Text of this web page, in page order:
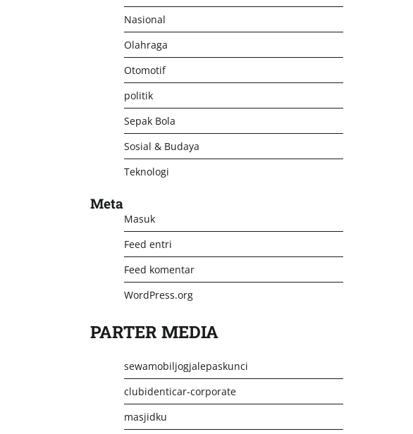
Nasional
Olahraga
Otomotif
politik
Sepak Bola
Sosial & Budaya
Teknologi
Meta
Masuk
Feed entri
Feed komentar
WordPress.org
PARTER MEDIA
sewamobiljogjalepaskunci
clubidenticar-corporate
masjidku